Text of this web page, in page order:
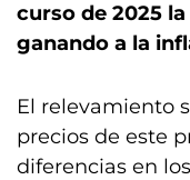
curso de 2025
ganando a la
El relevamiento
precios de este
diferencias en